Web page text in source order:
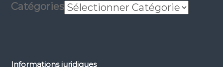
Catégories
Informations juridiques